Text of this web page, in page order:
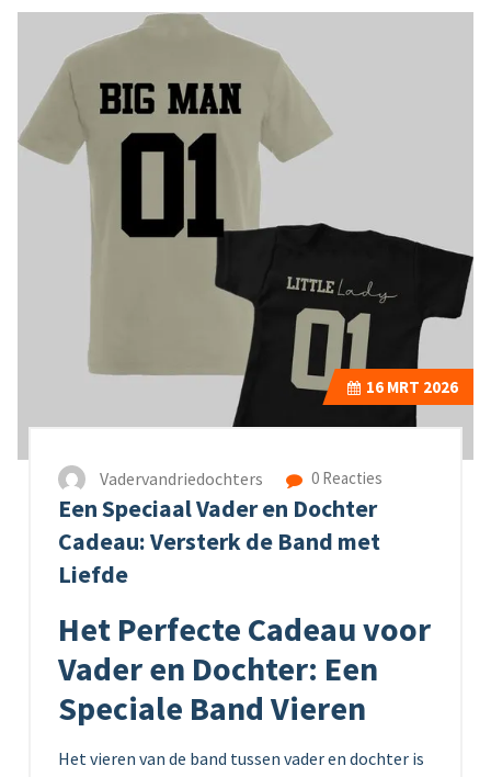
16 MRT 2026
Vadervandriedochters 0 Reacties
Een Speciaal Vader en Dochter
Cadeau: Versterk de Band met
Liefde
Het Perfecte Cadeau voor
Vader en Dochter: Een
Speciale Band Vieren
Het vieren van de band tussen vader en dochter is